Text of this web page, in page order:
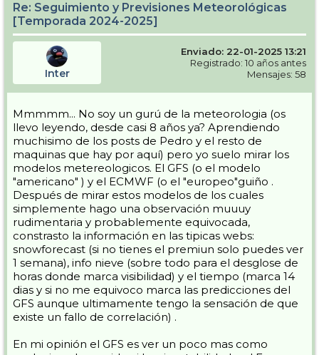
Normalmente las paginas de previsiones dan proyecciones a 8-15 días
máximo, y como digo bastante variables por el largo tiempo, pero
también si me podéis indicar alguna pagina donde consultar
pronósticos os lo agradezco (supongo que algunas que me pongáis
serán las clásicas, pero toda info es buena)
Gracias
Re: Seguimiento y Previsiones Meteorológicas
[Temporada 2024-2025]
Inter
Enviado: 22-01-2025 13:21
Registrado: 10 años antes
Mensajes: 58
Mmmmm... No soy un gurú de la meteorologia (os
llevo leyendo, desde casi 8 años ya? Aprendiendo
muchisimo de los posts de Pedro y el resto de
maquinas que hay por aquí) pero yo suelo mirar los
modelos metereologicos. El GFS (o el modelo
"americano" ) y el ECMWF (o el "europeo"guiño .
Después de mirar estos modelos de los cuales
simplemente hago una observación muuuy
rudimentaria y probablemente equivocada,
constrasto la información en las tipicas webs:
snowforecast (si no tienes el premiun solo puedes ver
1 semana), info nieve (sobre todo para el desglose de
horas donde marca visibilidad) y el tiempo (marca 14
dias y si no me equivoco marca las predicciones del
GFS aunque ultimamente tengo la sensación de que
existe un fallo de correlación) .
En mi opinión el GFS es ver un poco mas como